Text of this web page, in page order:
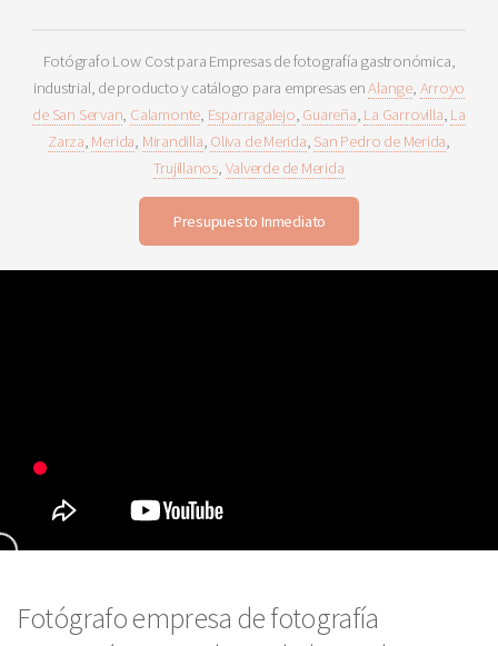
Fotógrafo Low Cost para Empresas de fotografía gastronómica,
industrial, de producto y catálogo para empresas enAlange, Arroyo
de San Servan, Calamonte, Esparragalejo, Guareña, La Garrovilla, La
Zarza, Merida, Mirandilla, Oliva de Merida, San Pedro de Merida,
Trujillanos, Valverde de Merida
Presupuesto Inmediato
Fotógrafo empresa de fotografía